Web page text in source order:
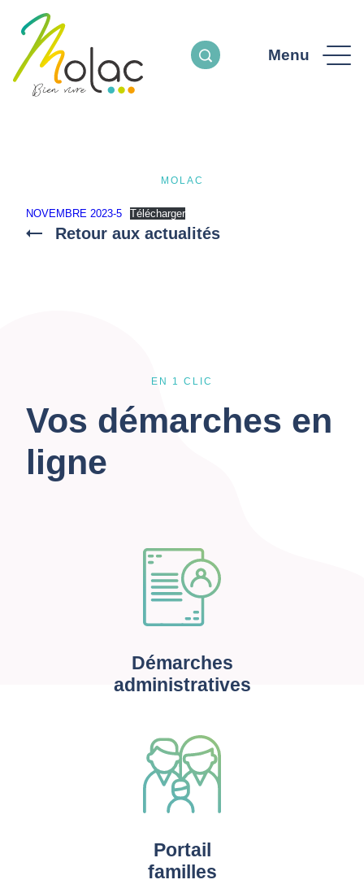
Menu
MOLAC
NOVEMBRE 2023-5 Télécharger
Retour aux actualités
EN 1 CLIC
Vos démarches en
ligne
Démarches
administratives
Portail
familles